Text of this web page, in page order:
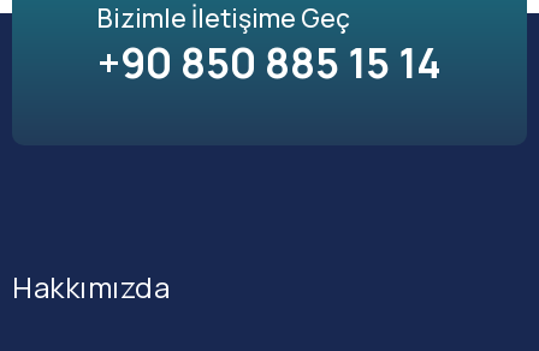
Bizimle İletişime Geç
+90 850 885 15 14
Hakkımızda